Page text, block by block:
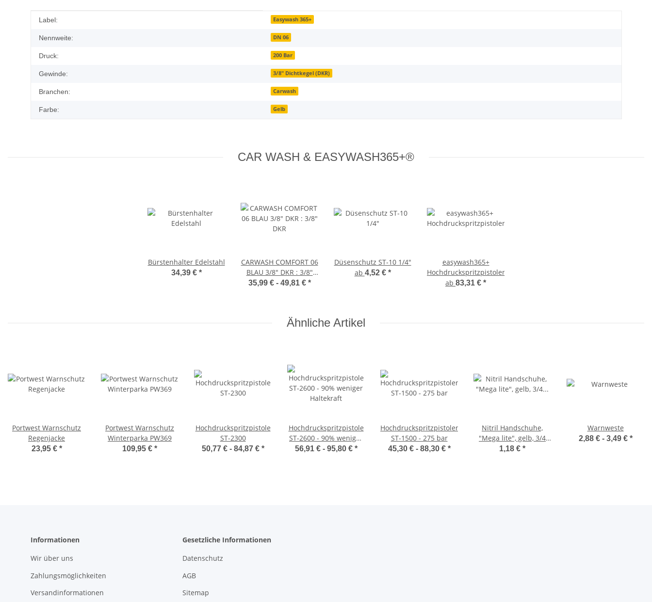
Produkteigenschaft
Wert
Label: Easywash 365+
Nennweite: DN 06
Druck: 200 Bar
Gewinde: 3/8" Dichtkegel (DKR)
Branchen: Carwash
Farbe: Gelb
CAR WASH & EASYWASH365+®
Bürstenhalter Edelstahl
34,39 € *
CARWASH COMFORT 06
BLAU 3/8" DKR : 3/8"
DKR
35,99 € - 49,81 € *
Düsenschutz ST-10 1/4"
ab 4,52 € *
easywash365+
Hochdruckspritzpistolen
ab 83,31 € *
Ähnliche Artikel
Portwest Warnschutz
Regenjacke
23,95 € *
Portwest Warnschutz
Winterparka PW369
109,95 € *
Hochdruckspritzpistole
ST-2300
50,77 € - 84,87 € *
Hochdruckspritzpistole
ST-2600 - 90% weniger
Haltekraft
56,91 € - 95,80 € *
Hochdruckspritzpistolen
ST-1500 - 275 bar
45,30 € - 88,30 € *
Nitril Handschuhe,
"Mega lite", gelb, 3/4
getaucht, Strickbund
1,18 € *
Warnweste
2,88 € - 3,49 € *
Informationen
Wir über uns
Zahlungsmöglichkeiten
Versandinformationen
Gesetzliche Informationen
Datenschutz
AGB
Sitemap